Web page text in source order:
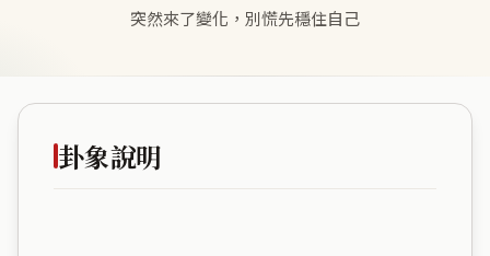
突然來了變化，別慌先穩住自己
卦象說明